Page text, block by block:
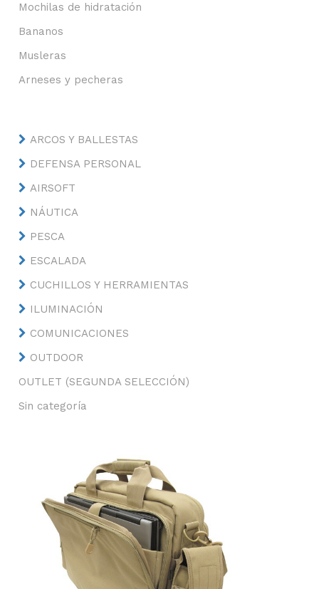
Mochilas de hidratación
Bananos
Musleras
Arneses y pecheras
ARCOS Y BALLESTAS
DEFENSA PERSONAL
AIRSOFT
NÁUTICA
PESCA
ESCALADA
CUCHILLOS Y HERRAMIENTAS
ILUMINACIÓN
COMUNICACIONES
OUTDOOR
OUTLET (SEGUNDA SELECCIÓN)
Sin categoría